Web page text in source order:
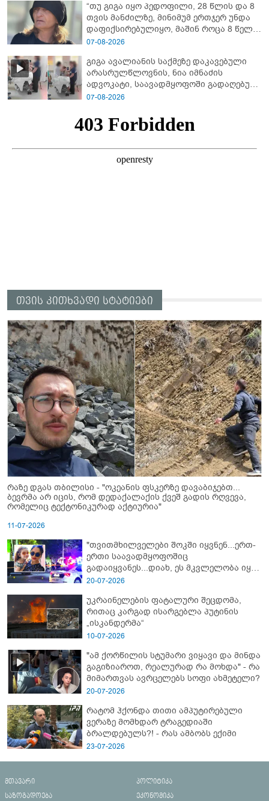
“თუ გიგა იყო პედოფილი, 28 წლის და 8
თვის მანძილზე, მინიმუმ ერთჯერ უნდა
დაფიქსირებულიყო, მაშინ როცა 8 წელი
ამზადებდა მოსწავლეებს! - იპოვონ ერთი
ავიწროებდა” - ეკა კუპატაძე
07-08-2026
გიგა ავალიანის საქმეზე დაკავებული
არასრულწლოვნის, ნია იმნაძის
ადვოკატი, საავადმყოფოში გადაღებულ
კადრებს ავრცელებს
07-08-2026
თვის კითხვადი სტატიები
რაზე დგას თბილისი - "ოკეანის ფსკერზე დავაბიჯებთ...
ბევრმა არ იცის, რომ დედაქალაქის ქვეშ გადის რღვევა,
რომელიც ტექტონიკურად აქტიურია"
11-07-2026
"თვითმხილველები შოკში იყვნენ...ერთ-
ერთი საავადმყოფოშიც
გადაიყვანეს...დიახ, ეს მკვლელობა იყო"
- გორში დატრიალებული ტრაგედიის
20-07-2026
უკრაინელების ფატალური შეცდომა,
რითაც კარგად ისარგებლა პუტინის
„ისკანდერმა“
10-07-2026
"ამ ქორწილის სტუმარი ვიყავი და მინდა
გაგიზიაროთ, რეალურად რა მოხდა" - რა
მიმართვას ავრცელებს სოფი ახმეტელი?
20-07-2026
რატომ ჰქონდა თითი ამპუტირებული
ვერაზე მომხდარ ტრაგედიაში
ბრალდებულს?! - რას ამბობს ექიმი
23-07-2026
მთავარი
პოლიტიკა
საზოგადოება
ეკონომიკა